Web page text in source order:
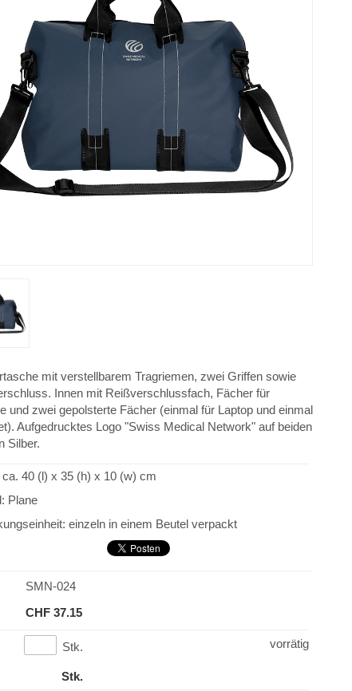
mit verstellbarem Tragriemen, zwei Griffen sowie
. Innen mit Reißverschlussfach, Fächer für
und zwei gepolsterte Fächer (einmal für Laptop und einmal
). Aufgedrucktes Logo "Swiss Medical Network" auf beiden
Silber.
ca. 40 (l) x 35 (h) x 10 (w) cm
Plane
einzeln in einem Beutel verpackt
SMN-024
CHF 37.15
Stk. vorrätig
Stk.